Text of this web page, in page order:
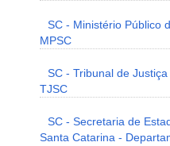
SC - Ministério Público
MPSC
SC - Tribunal de
TJSC
SC - Secretaria de
Santa Catarina -